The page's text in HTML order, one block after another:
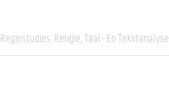
Regiostudies Religie Taal- En Tekstanalyse